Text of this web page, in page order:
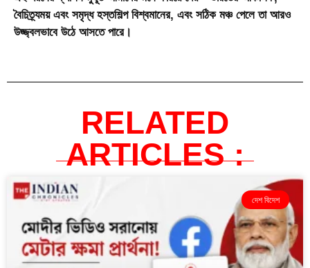
বৈচিত্র্যময় এবং সমৃদ্ধ হস্তশিল্প বিশ্বমানের, এবং সঠিক মঞ্চ পেলে তা আরও
উজ্জ্বলভাবে উঠে আসতে পারে।
RELATED
ARTICLES :
দেশ বিদেশ